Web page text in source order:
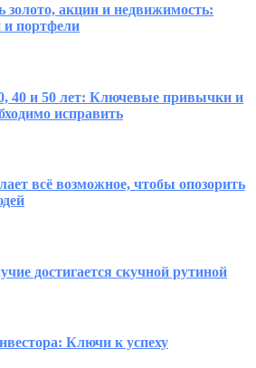
золото, акции и недвижимость:
и портфели
40 и 50 лет: Ключевые привычки и
исправить
всё возможное, чтобы опозорить
достигается скучной рутиной
Ключи к успеху